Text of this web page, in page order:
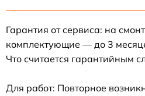
Гарантия от сервиса: на
комплектующие — до 3
Что считается гарантийным
Для работ: Повторное